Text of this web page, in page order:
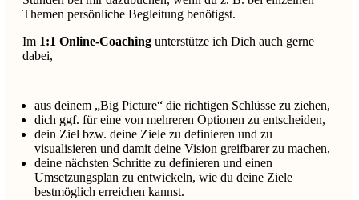
Themen persönliche Begleitung benötigst.
Im 1:1 Online-Coaching unterstütze ich Dich auch gerne
dabei,
aus deinem „Big Picture“ die richtigen Schlüsse zu ziehen,
dich ggf. für eine von mehreren Optionen zu entscheiden,
dein Ziel bzw. deine Ziele zu definieren und zu
visualisieren und damit deine Vision greifbarer zu machen,
deine nächsten Schritte zu definieren und einen
Umsetzungsplan zu entwickeln, wie du deine Ziele
bestmöglich erreichen kannst.